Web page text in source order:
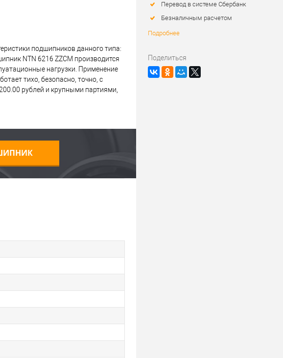
подшипников данного типа:
NTN 6216 ZZCM производится
нагрузки. Применение
тихо, безопасно, точно, с
рублей и крупными партиями,
Перевод в системе Сбербанк
Безналичным расчетом
Подробнее
Поделиться